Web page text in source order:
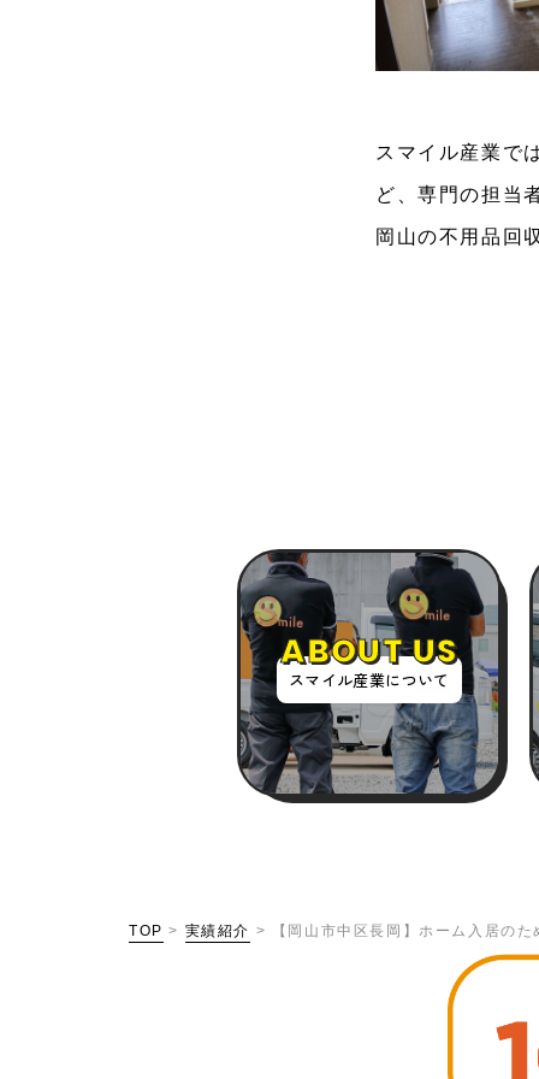
スマイル産業で
ど、専門の担当
岡山の不用品回
ABOUT US
スマイル産業について
TOP > 実績紹介 > 【岡山市中区長岡】ホーム入居の